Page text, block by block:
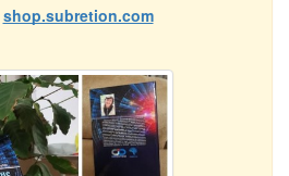
shop.subretion.com